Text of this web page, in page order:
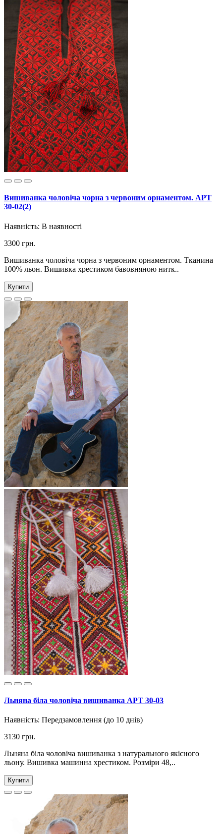
Вишиванка чоловіча чорна з червоним орнаментом. АРТ
30-02(2)
Наявність: В наявності
3300 грн.
Вишиванка чоловіча чорна з червоним орнаментом. Тканина
100% льон. Вишивка хрестиком бавовняною нитк..
Купити
Льняна біла чоловіча вишиванка АРТ 30-03
Наявність: Передзамовлення (до 10 днів)
3130 грн.
Льняна біла чоловіча вишиванка з натурального якісного
льону. Вишивка машинна хрестиком. Розміри 48,..
Купити